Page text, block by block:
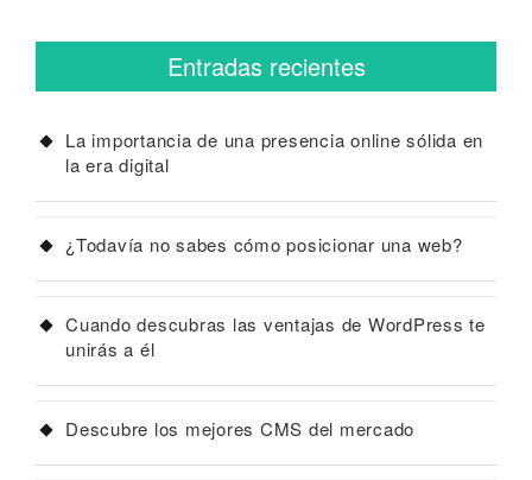
Entradas recientes
La importancia de una presencia online sólida en
la era digital
¿Todavía no sabes cómo posicionar una web?
Cuando descubras las ventajas de WordPress te
unirás a él
Descubre los mejores CMS del mercado